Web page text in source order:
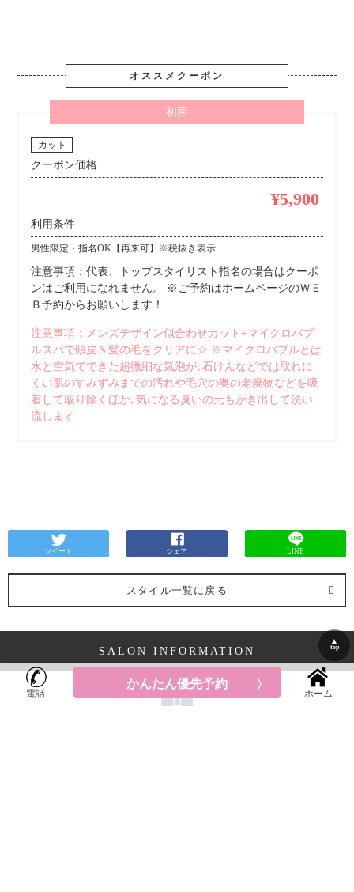
オススメクーポン
初回
カット
クーポン価格
¥5,900
利用条件
男性限定・指名OK【再来可】※税抜き表示
注意事項：代表、トップスタイリスト指名の場合はクーポ
ンはご利用になれません。 ※ご予約はホームページのＷＥ
Ｂ予約からお願いします！
注意事項：メンズデザイン似合わせカット+マイクロバブ
ルスパで頭皮＆髪の毛をクリアに☆ ※マイクロバブルとは
水と空気でできた超微細な気泡が､石けんなどでは取れに
くい肌のすみずみまでの汚れや毛穴の奥の老廃物などを吸
着して取り除くほか､気になる臭いの元もかき出して洗い
流します
ツイート シェア LINE
スタイル一覧に戻る
SALON INFORMATION
▲
top
電話
かんたん優先予約
ホーム